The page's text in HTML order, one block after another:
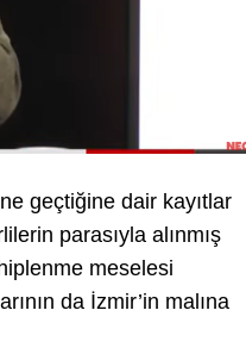
geçtiğine dair kayıtlar
parasıyla alınmış
meselesi
da İzmir’in malına